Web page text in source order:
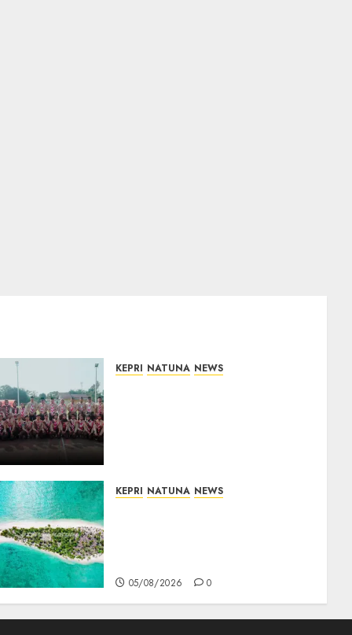
KEPRI NATUNA NEWS
KEPRI NATUNA NEWS
05/08/2026 0